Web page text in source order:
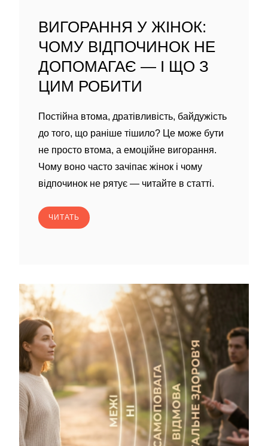
ВИГОРАННЯ У ЖІНОК:
ЧОМУ ВІДПОЧИНОК НЕ
ДОПОМАГАЄ — І ЩО З
ЦИМ РОБИТИ
Постійна втома, дратівливість, байдужість
до того, що раніше тішило? Це може бути
не просто втома, а емоційне вигорання.
Чому воно часто зачіпає жінок і чому
відпочинок не рятує — читайте в статті.
ЧИТАТЬ